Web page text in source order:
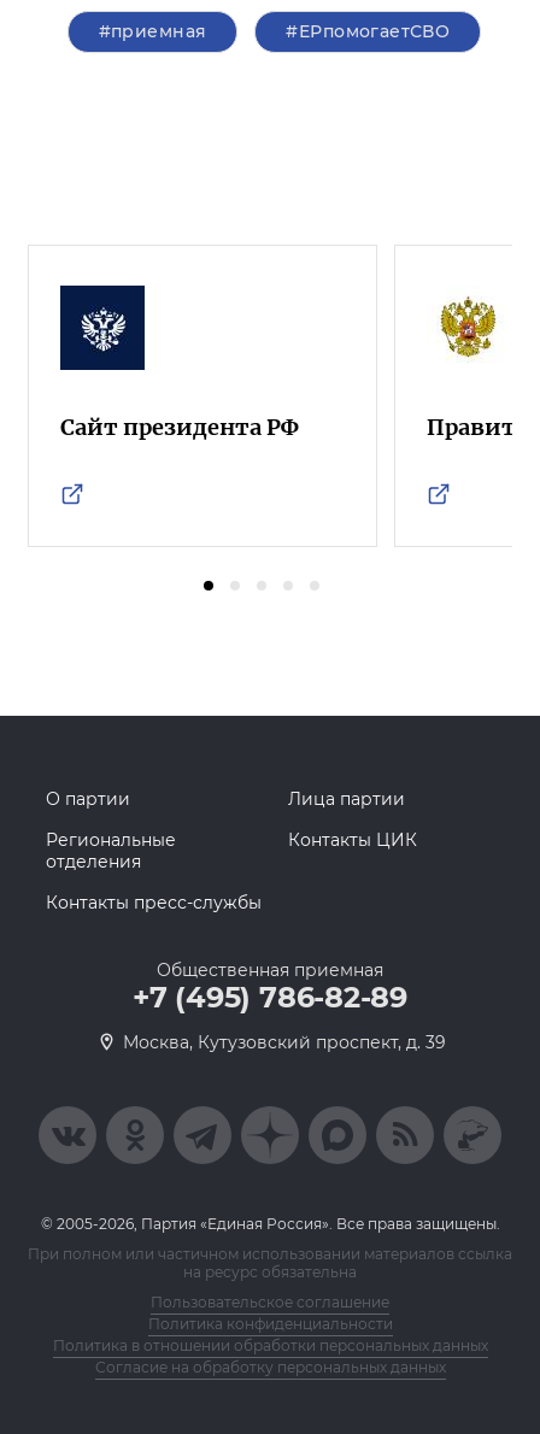
#приемная #ЕРпомогаетСВО
Сайт президента РФ
О партии
Лица партии
Региональные
отделения
Контакты ЦИК
Контакты пресс-службы
Общественная приемная
+7 (495) 786-82-89
Москва, Кутузовский проспект, д. 39
© 2005-2026, Партия «Единая Россия». Все права защищены.
При полном или частичном использовании материалов ссылка
на ресурс обязательна
Пользовательское соглашение
Политика конфиденциальности
Политика в отношении обработки персональных данных
Согласие на обработку персональных данных